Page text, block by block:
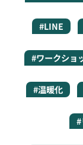
#LINE
#ワークショ
#温暖化